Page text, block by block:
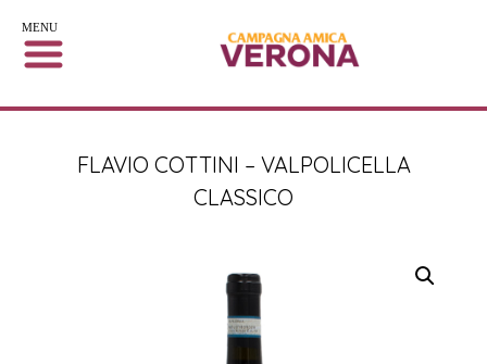
MENU
FLAVIO COTTINI – VALPOLICELLA
CLASSICO